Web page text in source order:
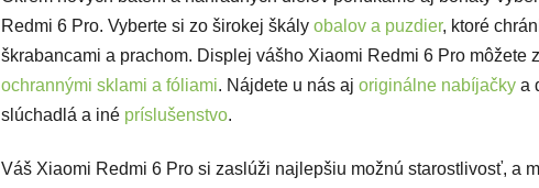
Redmi 6 Pro. Vyberte si zo širokej škály obalov a puzdier, ktoré
škrabancami a prachom. Displej vášho Xiaomi Redmi 6 Pro môžete
ochrannými sklami a fóliami. Nájdete u nás aj originálne nabíjačky a
slúchadlá a iné príslušenstvo.
Váš Xiaomi Redmi 6 Pro si zaslúži najlepšiu možnú starostlivosť, a